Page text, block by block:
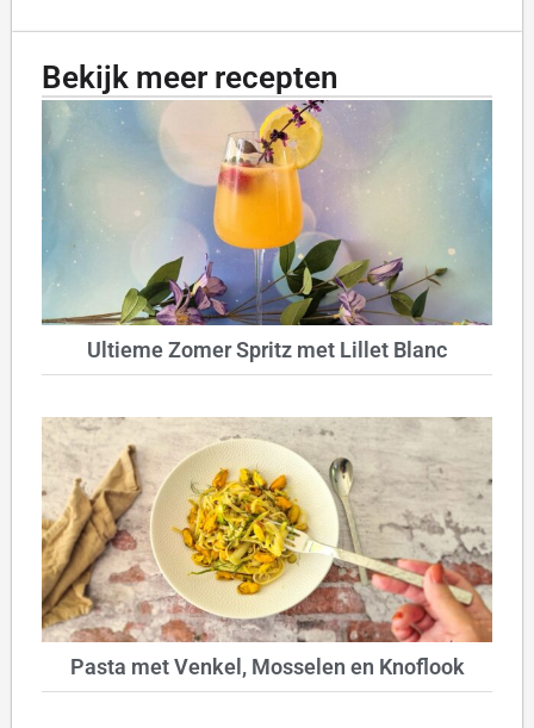
Bekijk meer recepten
Ultieme Zomer Spritz met Lillet Blanc
Pasta met Venkel, Mosselen en Knoflook